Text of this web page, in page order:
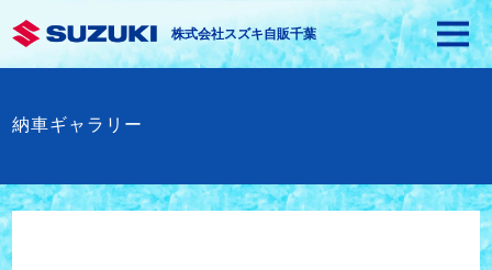
株式会社スズキ自販千葉
納車ギャラリー